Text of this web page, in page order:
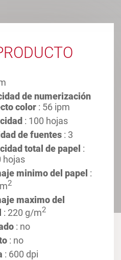
de numerización
color : 56 ipm
: 100 hojas
de fuentes : 3
total de papel :
hojas
minimo del papel :
2
maximo del
: 220 g/m2
: no
: no
: 600 dpi